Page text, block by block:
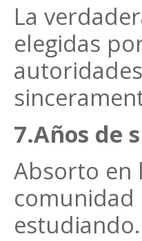
La
elegidas
7.Años de
Absorto en
comunidad
estudiando.